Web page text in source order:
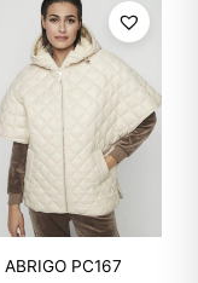
ABRIGO PC167